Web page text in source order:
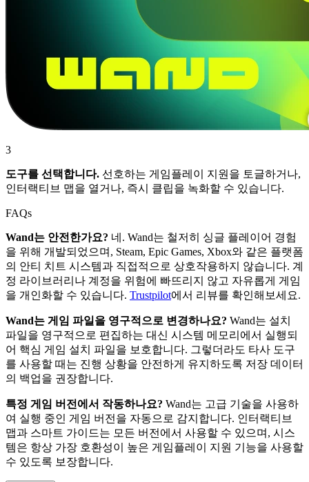
3
도구를 선택합니다. 선호하는 게임플레이 지원을 토글하거나,
인터랙티브 맵을 열거나, 즉시 클립을 녹화할 수 있습니다.
FAQs
Wand는 안전한가요? 네. Wand는 철저히 싱글 플레이어 경험
을 위해 개발되었으며, Steam, Epic Games, Xbox와 같은 플랫폼
의 안티 치트 시스템과 직접적으로 상호작용하지 않습니다. 계
정 라이브러리나 계정을 위험에 빠뜨리지 않고 자유롭게 게임
을 개인화할 수 있습니다. Trustpilot에서 리뷰를 확인해보세요.
Wand는 게임 파일을 영구적으로 변경하나요? Wand는 설치
파일을 영구적으로 편집하는 대신 시스템 메모리에서 실행되
어 핵심 게임 설치 파일을 보호합니다. 그렇더라도 타사 도구
를 사용할 때는 진행 상황을 안전하게 유지하도록 저장 데이터
의 백업을 권장합니다.
특정 게임 버전에서 작동하나요? Wand는 고급 기술을 사용하
여 실행 중인 게임 버전을 자동으로 감지합니다. 인터랙티브
맵과 스마트 가이드는 모든 버전에서 사용할 수 있으며, 시스
템은 항상 가장 호환성이 높은 게임플레이 지원 기능을 사용할
수 있도록 보장합니다.